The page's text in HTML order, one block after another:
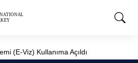
(E-Viz) Kullanıma Açıldı